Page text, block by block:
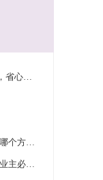
​​长兴老板别慌！股权变更太繁琐？找对这一步，省心又稳妥
​​长兴注册公司流程及费用2026最新测评Top3，哪个方案更省钱？
​​长兴财务报表编制避坑Top1：2026年中小微企业主必看评价